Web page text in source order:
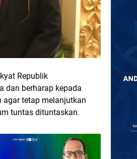
Republik
dan berharap kepada
agar tetap melanjutkan
tuntas dituntaskan.